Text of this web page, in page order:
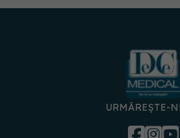
URMĂREȘTE-